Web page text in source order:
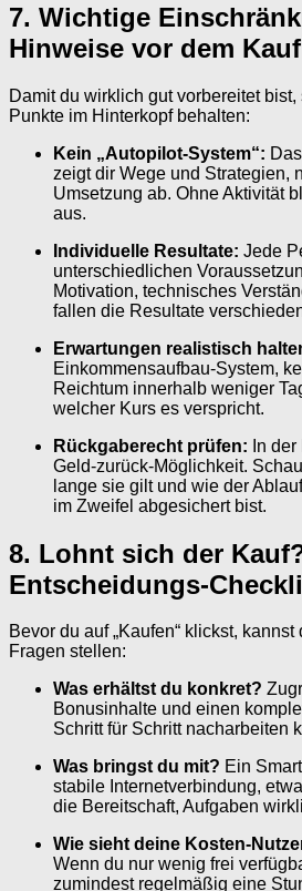
7. Wichtige
Hinweise vor dem Kauf
Damit du wirklich gut vorbereitet
Punkte im Hinterkopf behalten:
Kein „Autopilot-System“:
zeigt dir Wege und Strategien,
Umsetzung ab. Ohne Aktivität
aus.
Individuelle Resultate: Jede
unterschiedlichen
Motivation, technisches
fallen die Resultate
Erwartungen realistisch
Einkommensaufbau-System,
Reichtum innerhalb weniger
welcher Kurs es verspricht.
Rückgaberecht prüfen: In
Geld-zurück-Möglichkeit.
lange sie gilt und wie der
im Zweifel abgesichert bist.
8. Lohnt sich der
Entscheidungs-
Bevor du auf „Kaufen“ klickst,
Fragen stellen:
Was erhältst du konkret?
Bonusinhalte und einen
Schritt für Schritt nacharbeiten
Was bringst du mit? Ein
stabile Internetverbindung,
die Bereitschaft, Aufgaben
Wie sieht deine Kosten-
Wenn du nur wenig frei
zumindest regelmäßig eine